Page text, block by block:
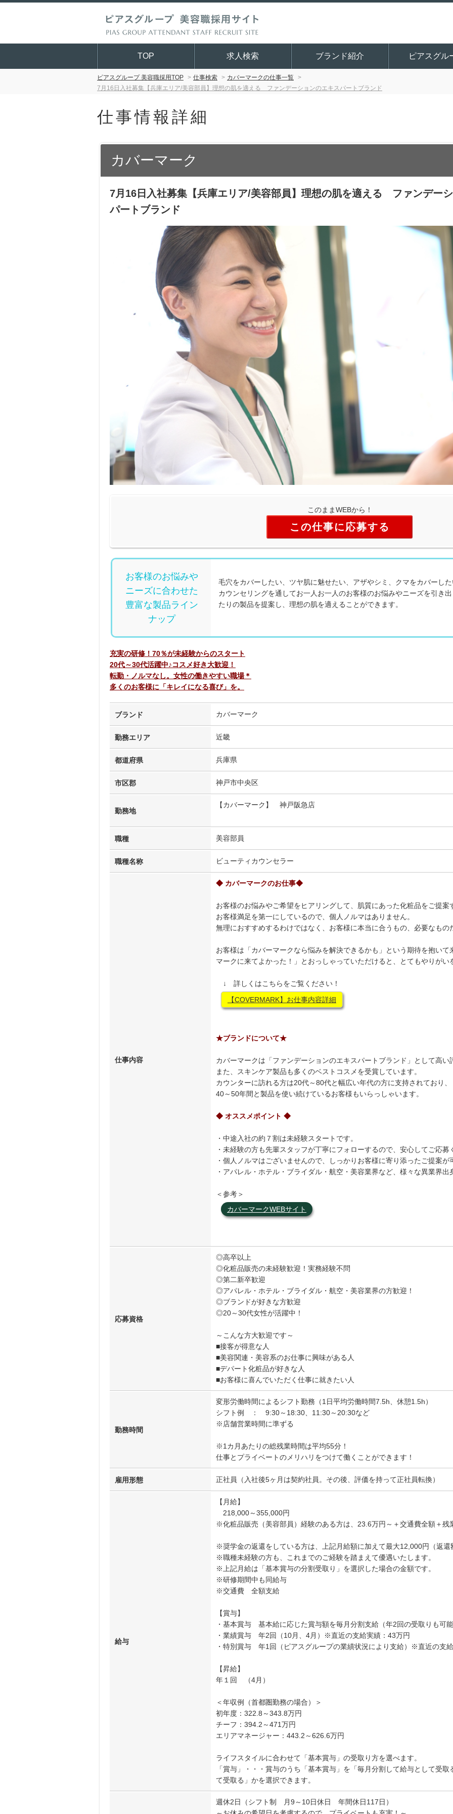
TOP 求人検索 ブランド紹介 ピアスグル
ピアスグループ 美容職採用TOP 仕事検索
カバーマークの仕事一覧
7月16日入社募集【兵庫エリア/美容部員】理想の肌を適える ファンデーションのエキスパートブランド
仕事情報詳細
カバーマーク
7月16日入社募集【兵庫エリア/美容部員】理想の肌を適える ファンデー
パートブランド
このままWEBから！
この仕事に応募する
お客様のお悩みや
ニーズに合わせた
豊富な製品ライン
ナップ
毛穴をカバーしたい、ツヤ肌に魅せたい、アザやシミ、クマをカバーした
カウンセリングを通してお一人お一人のお客様のお悩みやニーズを引き
たりの製品を提案し、理想の肌を適えることができます。
充実の研修！70％が未経験からのスタート
20代～30代活躍中♪コスメ好き大歓迎！
転勤・ノルマなし。女性の働きやすい職場＊
多くのお客様に「キレイになる喜び」を。
ブランド カバーマーク
勤務エリア 近畿
都道府県 兵庫県
市区郡 神戸市中央区
勤務地
【カバーマーク】 神戸阪急店
職種 美容部員
職種名称 ビューティカウンセラー
仕事内容
◆ カバーマークのお仕事◆
お客様のお悩みやご希望をヒアリングして、肌質にあった化粧品をご提案
お客様満足を第一にしているので、個人ノルマはありません。
無理におすすめするわけではなく、お客様に本当に合うもの、必要なもの
お客様は「カバーマークなら悩みを解決できるかも」という期待を抱い
マークに来てよかった！」とおっしゃっていただけると、とてもやりがい
↓ 詳しくはこちらをご覧ください！
【COVERMARK】お仕事内容詳細
★ブランドについて★
カバーマークは「ファンデーションのエキスパートブランド」として高い
また、スキンケア製品も多くのベストコスメを受賞しています。
カウンターに訪れる方は20代～80代と幅広い年代の方に支持されており、
40～50年間と製品を使い続けているお客様もいらっしゃいます。
◆ オススメポイント ◆
・中途入社の約７割は未経験スタートです。
・未経験の方も先輩スタッフが丁寧にフォローするので、安心してご応募
・個人ノルマはございませんので、しっかりお客様に寄り添ったご提案が
・アパレル・ホテル・ブライダル・航空・美容業界など、様々な異業界出
＜参考＞
カバーマークWEBサイト
応募資格
◎高卒以上
◎化粧品販売の未経験歓迎！実務経験不問
◎第二新卒歓迎
◎アパレル・ホテル・ブライダル・航空・美容業界の方歓迎！
◎ブランドが好きな方歓迎
◎20～30代女性が活躍中！
～こんな方大歓迎です～
■接客が得意な人
■美容関連・美容系のお仕事に興味がある人
■デパート化粧品が好きな人
■お客様に喜んでいただく仕事に就きたい人
勤務時間
変形労働時間によるシフト勤務（1日平均労働時間7.5h、休憩1.5h）
シフト例 ： 9:30～18:30、11:30～20:30など
※店舗営業時間に準ずる
※1カ月あたりの総残業時間は平均55分！
仕事とプライベートのメリハリをつけて働くことができます！
雇用形態 正社員（入社後5ヶ月は契約社員。その後、評価を持って正社員転換）
給与
【月給】
218,000～355,000円
※化粧品販売（美容部員）経験のある方は、23.6万円～＋交通費全額＋残
※奨学金の返還をしている方は、上記月給額に加えて最大12,000円（返還
※職種未経験の方も、これまでのご経験を踏まえて優遇いたします。
※上記月給は「基本賞与の分割受取り」を選択した場合の金額です。
※研修期間中も同給与
※交通費 全額支給
【賞与】
・基本賞与 基本給に応じた賞与額を毎月分割支給（年2回の受取りも可能
・業績賞与 年2回（10月、4月）※直近の支給実績：43万円
・特別賞与 年1回（ピアスグループの業績状況により支給）※直近の支
【昇給】
年１回 （4月）
＜年収例（首都圏勤務の場合）＞
初年度：322.8～343.8万円
チーフ：394.2～471万円
エリアマネージャー：443.2～626.6万円
ライフスタイルに合わせて「基本賞与」の受取り方を選べます。
「賞与」・・・賞与のうち「基本賞与」を「毎月分割して給与として受
て受取る」かを選択できます。
週休2日（シフト制 月9～10日休日 年間休日117日）